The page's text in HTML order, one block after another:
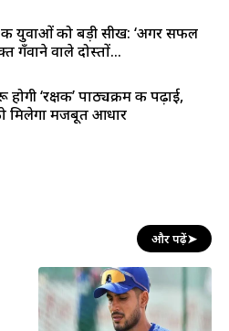
की युवाओं को बड़ी सीख: ‘अगर सफल
गँवाने वाले दोस्तों...
‘रक्षक’ पाठ्यक्रम की पढ़ाई,
मिलेगा मजबूत आधार
और पढ़ें➤